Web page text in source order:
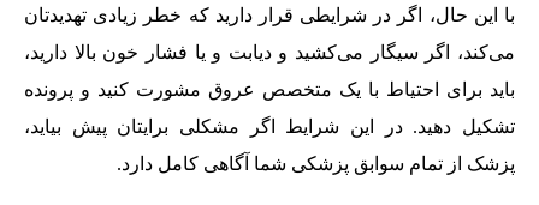
با این حال، اگر در شرایطی قرار دارید که خطر زیادی تهدیدتان
می‌کند، اگر سیگار می‌کشید و دیابت و یا فشار خون بالا دارید،
باید برای احتیاط با یک متخصص عروق مشورت کنید و پرونده
تشکیل دهید. در این شرایط اگر مشکلی برایتان پیش بیاید،
پزشک‌ از تمام سوابق پزشکی شما آگاهی کامل دارد.